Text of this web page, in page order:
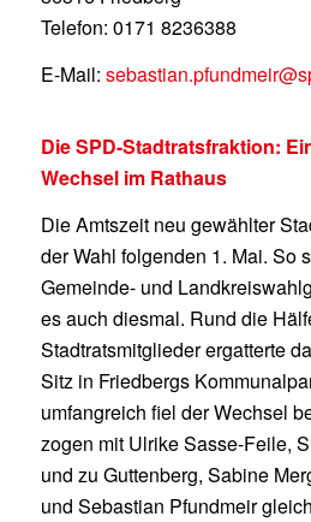
Telefon: 0171 8236388
E-Mail:
Die SPD-Stadtratsfraktion:
Wechsel im Rathaus
Die Amtszeit neu gewählter
der Wahl folgenden 1. Mai. So
Gemeinde- und
es auch diesmal. Rund die
Stadtratsmitglieder ergatterte
Sitz in Friedbergs
umfangreich fiel der Wechsel
zogen mit Ulrike Sasse-Feile,
und zu Guttenberg, Sabine
und Sebastian Pfundmeir